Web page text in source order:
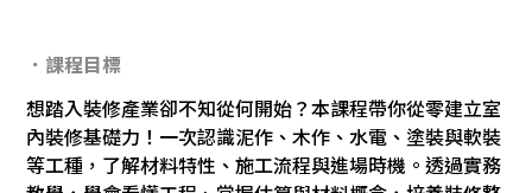
．課程目標
想踏入裝修產業卻不知從何開始？本課程帶你從零建立室
內裝修基礎力！一次認識泥作、木作、水電、塗裝與軟裝
等工種，了解材料特性、施工流程與進場時機。透過實務